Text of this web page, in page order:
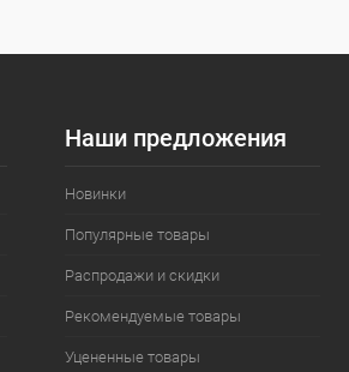
Наши предложения
Новинки
Популярные товары
Распродажи и скидки
Рекомендуемые товары
Уцененные товары